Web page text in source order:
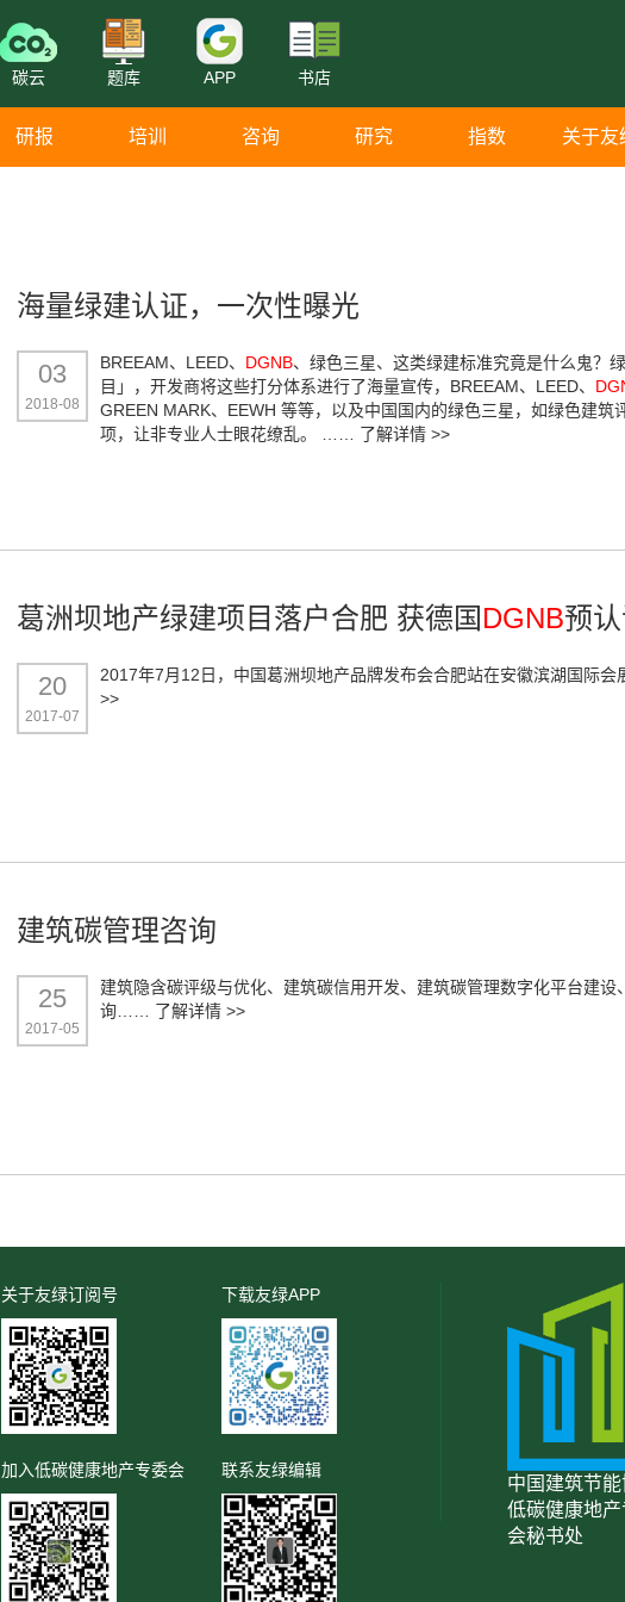
碳云 题库 APP 书店
研报 培训 咨询 研究 指数 关于友
海量绿建认证，一次性曝光
03
2018-08
BREEAM、LEED、 DGNB、绿色三星、这类绿建标准究竟是什么鬼？
目」，开发商将这些打分体系进行了海量宣传，BREEAM、LEED、
GREEN MARK、EEWH 等等，以及中国国内的绿色三星，如绿色建
项，让非专业人士眼花缭乱。 …… 了解详情 >>
葛洲坝地产绿建项目落户合肥 获德国 DGNB预
20
2017-07
2017年7月12日，中国葛洲坝地产品牌发布会合肥站在安徽滨湖国际
>>
建筑碳管理咨询
25
2017-05
建筑隐含碳评级与优化、建筑碳信用开发、建筑碳管理数字化平台建设
询…… 了解详情 >>
关于友绿订阅号 下载友绿APP
加入低碳健康地产专委会 联系友绿编辑
中国建筑节
低碳健康地产
会秘书处